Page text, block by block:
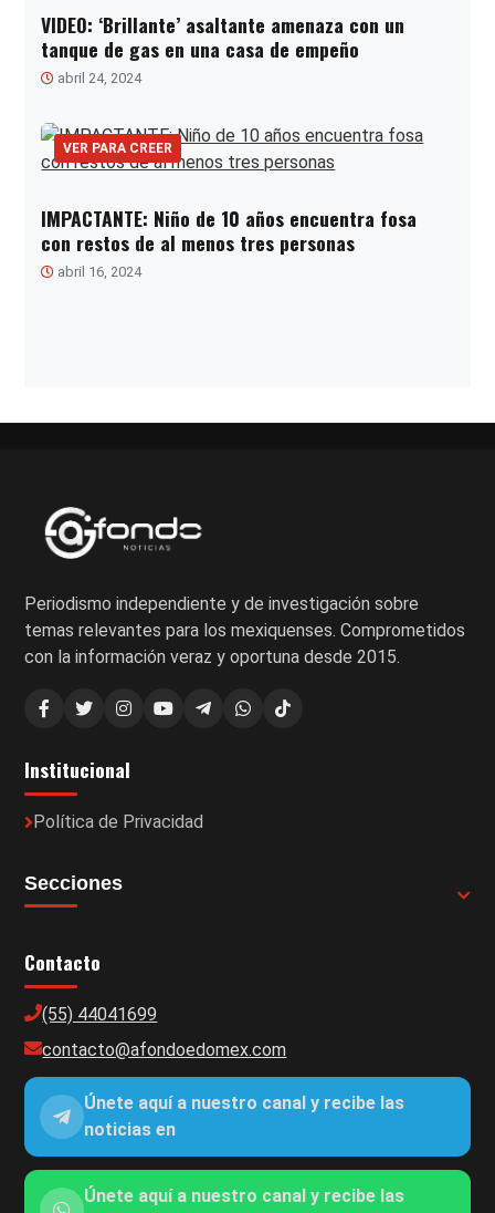
VIDEO: ‘Brillante’ asaltante amenaza con un
tanque de gas en una casa de empeño
abril 24, 2024
VER PARA CREER
IMPACTANTE: Niño de 10 años encuentra fosa
con restos de al menos tres personas
abril 16, 2024
entradas
Periodismo independiente y de investigación sobre
temas relevantes para los mexiquenses. Comprometidos
con la información veraz y oportuna desde 2015.
Institucional
Política de Privacidad
Secciones
Contacto
(55) 44041699
contacto@afondoedomex.com
Únete aquí a nuestro canal y recibe las
noticias en
Únete aquí a nuestro canal y recibe las